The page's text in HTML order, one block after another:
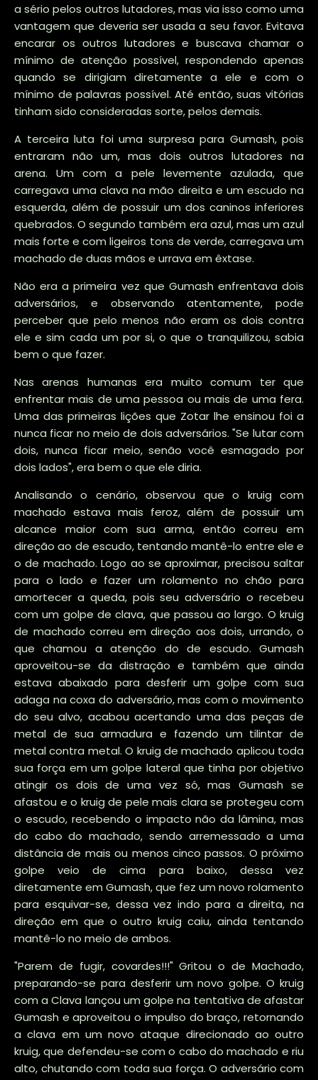
a sério pelos outros lutadores, mas via isso como uma
vantagem que deveria ser usada a seu favor. Evitava
encarar os outros lutadores e buscava chamar o
mínimo de atenção possível, respondendo apenas
quando se dirigiam diretamente a ele e com o
mínimo de palavras possível. Até então, suas vitórias
tinham sido consideradas sorte, pelos demais.
A terceira luta foi uma surpresa para Gumash, pois
entraram não um, mas dois outros lutadores na
arena. Um com a pele levemente azulada, que
carregava uma clava na mão direita e um escudo na
esquerda, além de possuir um dos caninos inferiores
quebrados. O segundo também era azul, mas um azul
mais forte e com ligeiros tons de verde, carregava um
machado de duas mãos e urrava em êxtase.
Não era a primeira vez que Gumash enfrentava dois
adversários, e observando atentamente, pode
perceber que pelo menos não eram os dois contra
ele e sim cada um por si, o que o tranquilizou, sabia
bem o que fazer.
Nas arenas humanas era muito comum ter que
enfrentar mais de uma pessoa ou mais de uma fera.
Uma das primeiras lições que Zotar lhe ensinou foi a
nunca ficar no meio de dois adversários. "Se lutar com
dois, nunca ficar meio, senão você esmagado por
dois lados", era bem o que ele diria.
Analisando o cenário, observou que o kruig com
machado estava mais feroz, além de possuir um
alcance maior com sua arma, então correu em
direção ao de escudo, tentando mantê-lo entre ele e
o de machado. Logo ao se aproximar, precisou saltar
para o lado e fazer um rolamento no chão para
amortecer a queda, pois seu adversário o recebeu
com um golpe de clava, que passou ao largo. O kruig
de machado correu em direção aos dois, urrando, o
que chamou a atenção do de escudo. Gumash
aproveitou-se da distração e também que ainda
estava abaixado para desferir um golpe com sua
adaga na coxa do adversário, mas com o movimento
do seu alvo, acabou acertando uma das peças de
metal de sua armadura e fazendo um tilintar de
metal contra metal. O kruig de machado aplicou toda
sua força em um golpe lateral que tinha por objetivo
atingir os dois de uma vez só, mas Gumash se
afastou e o kruig de pele mais clara se protegeu com
o escudo, recebendo o impacto não da lâmina, mas
do cabo do machado, sendo arremessado a uma
distância de mais ou menos cinco passos. O próximo
golpe veio de cima para baixo, dessa vez
diretamente em Gumash, que fez um novo rolamento
para esquivar-se, dessa vez indo para a direita, na
direção em que o outro kruig caiu, ainda tentando
mantê-lo no meio de ambos.
"Parem de fugir, covardes!!!" Gritou o de Machado,
preparando-se para desferir um novo golpe. O kruig
com a Clava lançou um golpe na tentativa de afastar
Gumash e aproveitou o impulso do braço, retornando
a clava em um novo ataque direcionado ao outro
kruig, que defendeu-se com o cabo do machado e riu
alto, chutando com toda sua força. O adversário com